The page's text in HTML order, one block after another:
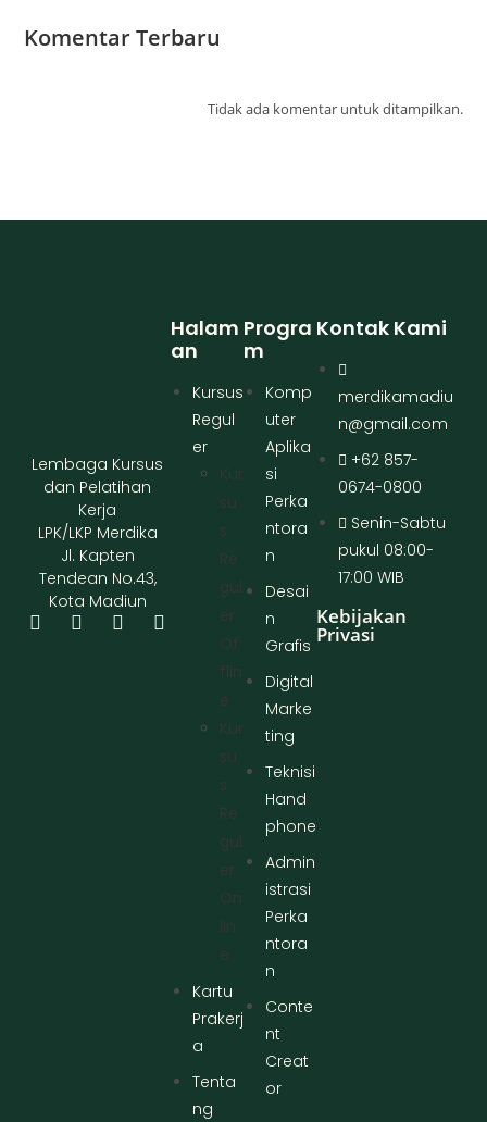
Komentar Terbaru
Tidak ada komentar untuk ditampilkan.
Lembaga Kursus
dan Pelatihan
Kerja
LPK/LKP Merdika
Jl. Kapten
Tendean No.43,
Kota Madiun
Progra
M
Komp
uter
Aplika
si
Perka
ntora
n
Desai
n
Grafis
Digital
Marke
ting
Teknisi
Hand
phone
Admin
istrasi
Perka
ntora
n
Conte
nt
Creat
or
Halam
An
Kursus
Regul
er
Kur
Su
S
Re
Gul
Er
Of
Flin
E
Kur
Su
S
Re
Gul
Er
On
Lin
E
Kartu
Prakerj
a
Tenta
ng
Kontak Kami
merdikamadiu
n@gmail.com
+62 857-
0674-0800
Senin-Sabtu
pukul 08:00-
17:00 WIB
Kebijakan
Privasi